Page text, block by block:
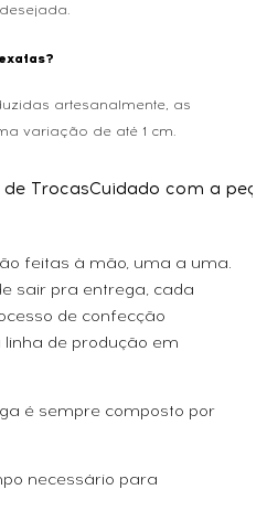
artesanalmente, as
variação de até 1 cm.
TrocasCuidado com a
feitas à mão, uma a uma.
sair pra entrega, cada
de confecção
de produção em
é sempre composto por
necessário para